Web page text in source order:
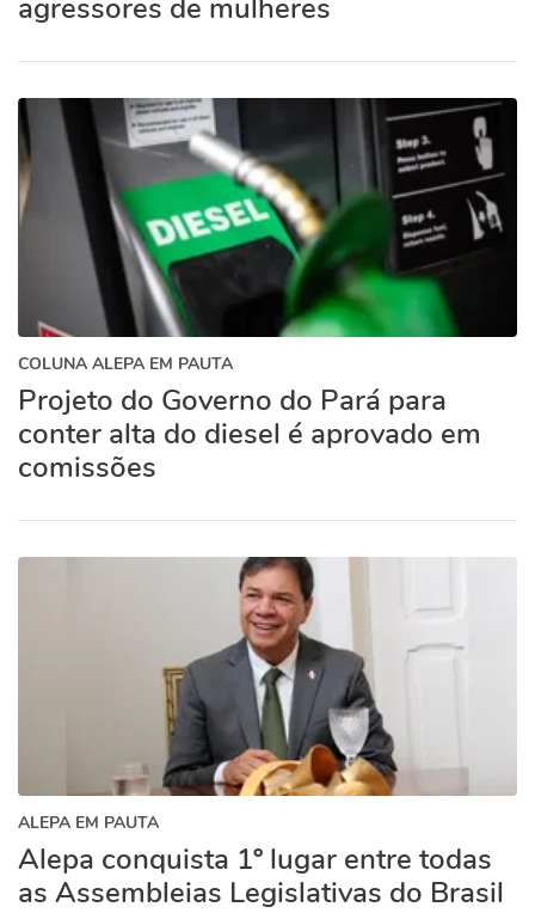
agressores de mulheres
COLUNA ALEPA EM PAUTA
Projeto do Governo do Pará para
conter alta do diesel é aprovado em
comissões
ALEPA EM PAUTA
Alepa conquista 1º lugar entre todas
as Assembleias Legislativas do Brasil